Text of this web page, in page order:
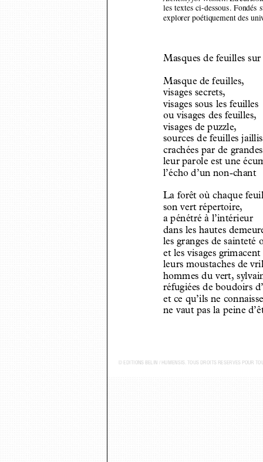
les textes ci-dessous.
explorer poétiquement des
Masques de feuilles
Masque de feuilles,
visages secrets,
visages sous les feuilles
ou visages des feuilles,
visages de puzzle,
sources de feuilles
crachées par de
leur parole est une
l’écho d’un non-chant
La forêt où chaque
son vert répertoire,
a pénétré à l’intérieur
dans les hautes
les granges de sainteté
et les visages
leurs moustaches de
hommes du vert,
réfugiées de boudoirs
et ce qu’ils ne
ne vaut pas la peine
© ...DITIONS BELIN / HUMENSIS. TOUS DROITS R...SERV...S POUR TOUS PAYS - P